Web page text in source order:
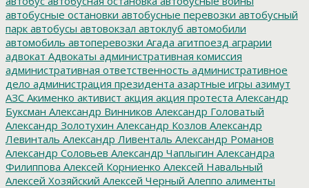
автобусные остановки автобусные перевозки автобусный
парк автобусы автовокзал автоклуб автомобили
автомобиль автоперевозки Агада агитпоезд аграрии
адвокат Адвокаты административная комиссия
административная ответственность административное
дело администрация президента азартные игры азимут
АЗС Акименко активист акция акция протеста Александр
Буксман Александр Винников Александр Головатый
Александр Золотухин Александр Козлов Александр
Левинталь Александр Ливенталь Александр Романов
Александр Соловьев Александр Чаплыгин Александра
Филиппова Алексей Корниенко Алексей Навальный
Алексей Хозяйский Алексей Черный Алеппо алименты